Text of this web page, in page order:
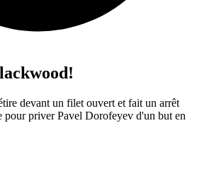
devant un filet ouvert et fait un arrêt
pour priver Pavel Dorofeyev d'un but en